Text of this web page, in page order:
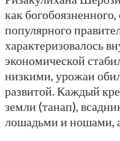
как
популярного
характеризовалось
экономической
низкими, урожаи
развитой. Каждый
земли (танап),
лошадьми и ношами,